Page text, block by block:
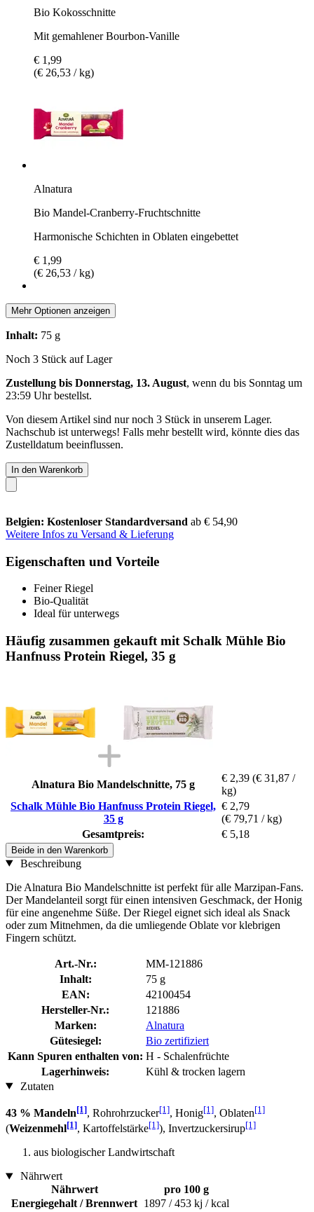
Bio Kokosschnitte
Mit gemahlener Bourbon-Vanille
€ 1,99
(€ 26,53 / kg)
Alnatura
Bio Mandel-Cranberry-Fruchtschnitte
Harmonische Schichten in Oblaten eingebettet
€ 1,99
(€ 26,53 / kg)
Mehr Optionen anzeigen
Inhalt: 75 g
Noch 3 Stück auf Lager
Zustellung bis Donnerstag, 13. August, wenn du bis Sonntag um
23:59 Uhrbestellst.
Von diesem Artikel sind nur noch 3 Stück in unserem Lager.
Nachschub ist unterwegs! Falls mehr bestellt wird, könnte dies das
Zustelldatum beeinflussen.
In den Warenkorb
Belgien: Kostenloser Standardversand ab € 54,90
Weitere Infos zu Versand & Lieferung
Eigenschaften und Vorteile
Feiner Riegel
Bio-Qualität
Ideal für unterwegs
Häufig zusammen gekauft mit Schalk Mühle Bio
Hanfnuss Protein Riegel, 35 g
Alnatura Bio Mandelschnitte, 75 g
€ 2,39 (€ 31,87 /
kg)
Schalk Mühle Bio Hanfnuss Protein Riegel,
35 g
€ 2,79
(€ 79,71 / kg)
Gesamtpreis:
€ 5,18
Beide in den Warenkorb
Beschreibung
Die Alnatura Bio Mandelschnitte ist perfekt für alle Marzipan-Fans.
Der Mandelanteil sorgt für einen intensiven Geschmack, der Honig
für eine angenehme Süße. Der Riegel eignet sich ideal als Snack
oder zum Mitnehmen, da die umliegende Oblate vor klebrigen
Fingern schützt.
Art.-Nr.:
MM-121886
Inhalt:
75 g
EAN:
42100454
Hersteller-Nr.:
121886
Marken:
Alnatura
Gütesiegel:
Bio zertifiziert
Kann Spuren enthalten von: H - Schalenfrüchte
Lagerhinweis:
Kühl & trocken lagern
Zutaten
43 % Mandeln[1], Rohrohrzucker[1], Honig[1], Oblaten[1]
(Weizenmehl[1], Kartoffelstärke[1]), Invertzuckersirup[1]
aus biologischer Landwirtschaft
Nährwert
Nährwert
pro 100 g
Energiegehalt / Brennwert 1897 / 453 kj / kcal